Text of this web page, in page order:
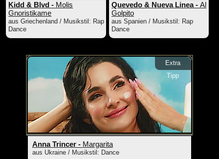
Kidd & Blvd - Molis
Gnoristikame
aus Griechenland / Musikstil: Rap
Dance
Quevedo & Nueva Linea -Al
Golpito
aus Spanien / Musikstil: Rap
Dance
Extra
Tipp
Anna Trincer - Margarita
aus Ukraine / Musikstil: Dance